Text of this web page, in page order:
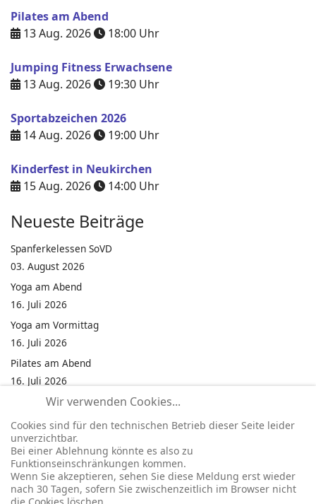
Pilates am Abend
13 Aug. 2026
18:00 Uhr
Jumping Fitness Erwachsene
13 Aug. 2026
19:30 Uhr
Sportabzeichen 2026
14 Aug. 2026
19:00 Uhr
Kinderfest in Neukirchen
15 Aug. 2026
14:00 Uhr
Neueste Beiträge
Spanferkelessen SoVD
03. August 2026
Yoga am Abend
16. Juli 2026
Yoga am Vormittag
16. Juli 2026
Pilates am Abend
16. Juli 2026
Jumping Fitness Intervall
16. Juli 2026
Jumping Fitness Erwachsene
16. Juli 2026
Kinderfest in Neukirchen
16. Juli 2026
Wir verwenden Cookies...
Cookies sind für den technischen Betrieb dieser Seite leider
unverzichtbar.
Bei einer Ablehnung könnte es also zu
Funktionseinschränkungen kommen.
Wenn Sie akzeptieren, sehen Sie diese Meldung erst wieder
nach 30 Tagen, sofern Sie zwischenzeitlich im Browser nicht